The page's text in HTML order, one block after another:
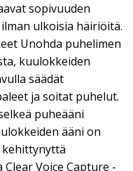
sopivuuden
ulkoisia häiriöitä.
Unohda puhelimen
kuulokkeiden
säädät
ja soitat puhelut.
puheääni
ääni on
Voice Capture -